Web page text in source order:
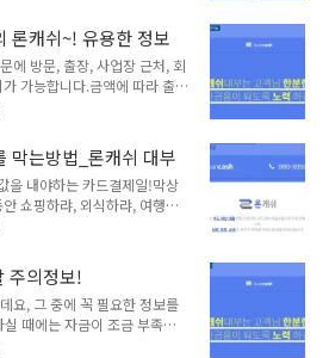
의해서 한도를 확인하면 대부
부족한 경우가 많습니다..
피싱이나 신종사기의 같은 경
히나 스마트폰에 각종 유해 프
의를 많이 하셔야 합니다.​스마
화나 문자를 누군가 볼 수 있
사람이 돈이 필요하구나 생
보를 알 수 있고 그러면 신종
다. ​돈..
론캐쉬~! 유용한 정보
에 방문, 출장, 사업장 근처, 회
가능합니다.금액에 따라 출장
액이 되신다면 꼭 알아보세
에는 카드사에 따라 처리방법
다.카드연체대납 대출시에는
맡겨 카드한도가 줄거나 하는
한도 #잔여한도#잔여한도대
도대출#한도대출 #론캐쉬#
#성남카드대납 #경기카드대
부천카드대납#일산카드대납
막는방법_론캐쉬 대부
을 내야하는 카드결제일!막상
쇼핑하랴, 외식하랴, 여행하
라시는 분들도 있는데요.생각
도복구가더욱 어려워집니다.
대출도 가능성이 낮아지기때
카드대납을생각해본 분들도
연체를 하실 경우에신용등급
가시는데적지 않은 어려움도
주의정보!
요, 그 중에 꼭 필요한 정보를
때에는 자금이 조금 부족한
찾거나 조금 저렴하게 하고